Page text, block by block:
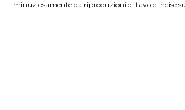
minuziosamente da riproduzioni di tavole incise